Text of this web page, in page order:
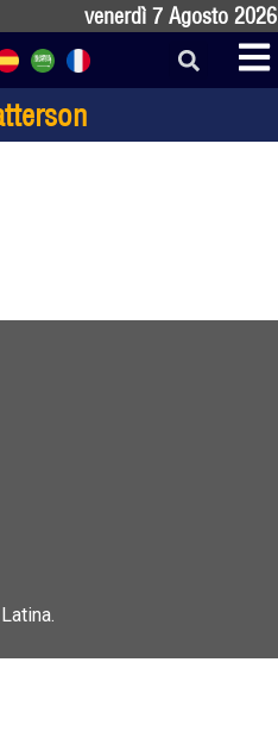
venerdì 7 Agosto 2026